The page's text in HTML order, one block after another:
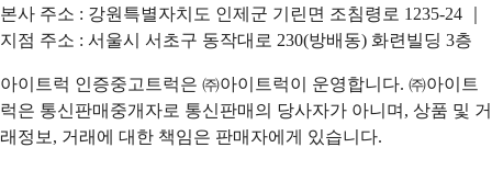
본사 주소 : 강원특별자치도 인제군 기린면 조침령로 1235-24 ｜
지점 주소 : 서울시 서초구 동작대로 230(방배동) 화련빌딩 3층
아이트럭 인증중고트럭은 ㈜아이트럭이 운영합니다. ㈜아이트
럭은 통신판매중개자로 통신판매의 당사자가 아니며, 상품 및 거
래정보, 거래에 대한 책임은 판매자에게 있습니다.